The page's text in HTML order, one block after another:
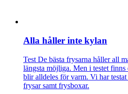
Alla håller inte kylan
Test De bästa frysarna håller all
längsta möjliga. Men i testet finns
blir alldeles för varm. Vi har
frysar samt frysboxar.